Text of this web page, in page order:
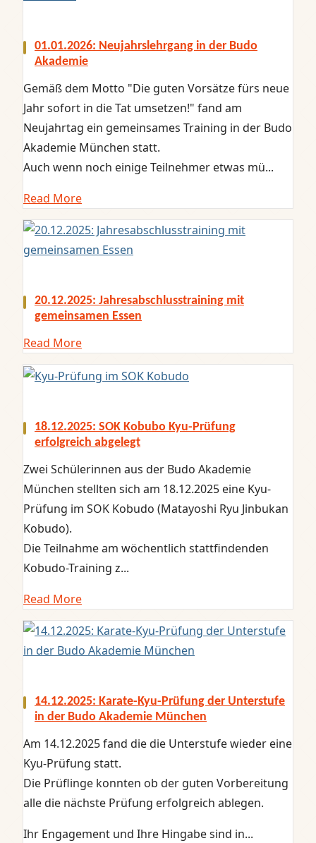
01.01.2026: Neujahrslehrgang in der Budo
Akademie
Gemäß dem Motto "Die guten Vorsätze fürs neue
Jahr sofort in die Tat umsetzen!" fand am
Neujahrtag ein gemeinsames Training in der Budo
Akademie München statt.
Auch wenn noch einige Teilnehmer etwas mü...
Read More
20.12.2025: Jahresabschlusstraining mit
gemeinsamen Essen
Read More
18.12.2025: SOK Kobubo Kyu-Prüfung
erfolgreich abgelegt
Zwei Schülerinnen aus der Budo Akademie
München stellten sich am 18.12.2025 eine Kyu-
Prüfung im SOK Kobudo (Matayoshi Ryu Jinbukan
Kobudo).
Die Teilnahme am wöchentlich stattfindenden
Kobudo-Training z...
Read More
14.12.2025: Karate-Kyu-Prüfung der Unterstufe
in der Budo Akademie München
Am 14.12.2025 fand die die Unterstufe wieder eine
Kyu-Prüfung statt.
Die Prüflinge konnten ob der guten Vorbereitung
alle die nächste Prüfung erfolgreich ablegen.
Ihr Engagement und Ihre Hingabe sind in...